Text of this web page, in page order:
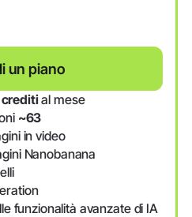
un piano
al mese
~63
in video
Nanobanana
funzionalità avanzate di IA